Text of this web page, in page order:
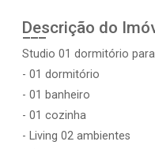
Descrição do
Studio 01 dormitório
- 01 dormitório
- 01 banheiro
- 01 cozinha
- Living 02 ambientes